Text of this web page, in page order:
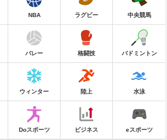
NBA ラグビー 中央競馬
バレー 格闘技 バドミントン
ウィンター 陸上 水泳
Doスポーツ ビジネス eスポーツ